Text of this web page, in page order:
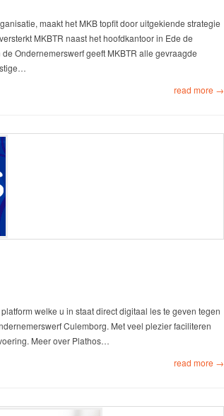
maakt het MKB topfit door uitgekiende strategie
MKBTR naast het hoofdkantoor in Ede de
Ondernemerswerf geeft MKBTR alle gevraagde
read more →
welke u in staat direct digitaal les te geven tegen
Culemborg. Met veel plezier faciliteren
Meer over Plathos…
read more →